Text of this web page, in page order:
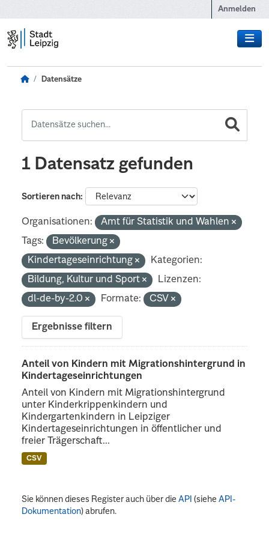
Anmelden
Datensätze
1 Datensatz gefunden
Sortieren nach
Organisationen:
Amt für Statistik und Wahlen
Tags:
Bevölkerung
Kindertageseinrichtung
Kategorien:
Bildung, Kultur und Sport
Lizenzen:
dl-de-by-2.0
Formate: CSV
Ergebnisse filtern
Anteil von Kindern mit Migrationshintergrund in
Kindertageseinrichtungen
Anteil von Kindern mit Migrationshintergrund
unter Kinderkrippenkindern und
Kindergartenkindern in Leipziger
Kindertageseinrichtungen in öffentlicher und
freier Trägerschaft...
CSV
Sie können dieses Register auch über dieAPI (sieheAPI-
Dokumentation) abrufen.